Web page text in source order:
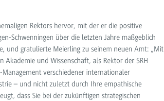
Rektors hervor, mit der er die positive
Schwenningen über die letzten Jahre maßgeblich
und gratulierte Meierling zu seinem neuen Amt: „Mit
Akademie und Wissenschaft, als Rektor der SRH
Management verschiedener internationaler
– und nicht zuletzt durch Ihre empathische
dass Sie bei der zukünftigen strategischen